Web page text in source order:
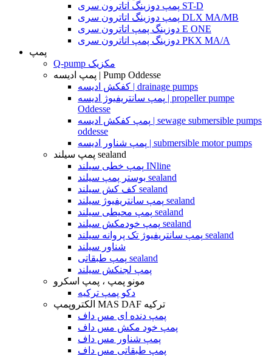
پمپ دوزینگ اتاترون سری ST-D
پمپ دوزینگ اتاترون سری DLX MA/MB
دوزینگ پمپ اتاترون سری E ONE
دوزینگ پمپ اتاترون سری PKX MA/A
پمپ
Q-pump مکزیک
پمپ ادیسه | Pump Oddesse
کفکش ادیسه | drainage pumps
پمپ سانتریفیوژ ادیسه | propeller pumpe
Oddesse
پمپ کفکش ادیسه | sewage submersible pumps
oddesse
پمپ شناور ادیسه | submersible motor pumps
پمپ سیلند sealand
پمپ خطی سیلند INline
بوستر پمپ سیلند sealand
کف کش سیلند sealand
پمپ سانتریفیوژ سیلند sealand
پمپ محیطی سیلند sealand
پمپ خودمکش سیلند sealand
پمپ سانتریفیوژ تک پروانه سیلند sealand
شناور سیلند
پمپ طبقاتی sealand
پمپ لجنکش سیلند
مونو پمپ ، پمپ اسکرو
دکو پمپ ترکیه
الکتروپمپ MAS DAF ترکیه
پمپ دنده ای مس داف
پمپ خود مکش مس داف
پمپ شناور مس داف
پمپ طبقاتی مس داف